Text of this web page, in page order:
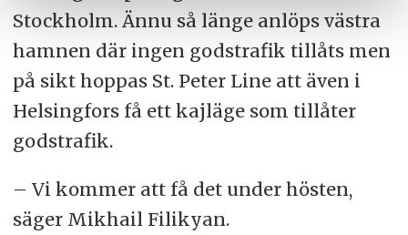
Stockholm. Ännu så länge anlöps västra
hamnen där ingen godstrafik tillåts men
på sikt hoppas St. Peter Line att även i
Helsingfors få ett kajläge som tillåter
godstrafik.
– Vi kommer att få det under hösten,
säger Mikhail Filikyan.